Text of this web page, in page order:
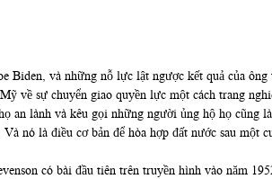
Biden, và những nỗ lực lật ngược kết quả của
về sự chuyển giao quyền lực một cách trang
an lành và kêu gọi những người ủng hộ họ cũng
nó là điều cơ bản để hòa hợp đất nước sau một
có bài đầu tiên trên truyền hình vào năm